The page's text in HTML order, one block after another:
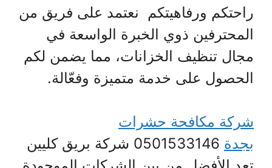
راحتكم ورفاهيتكم نعتمد على فريق من
المحترفين ذوي الخبرة الواسعة في
مجال تنظيف الخزانات، مما يضمن لكم
الحصول على خدمة متميزة وفعّالة.
شركة مكافحة حشرات
بجدة
0501533146 شركة بريق كليين